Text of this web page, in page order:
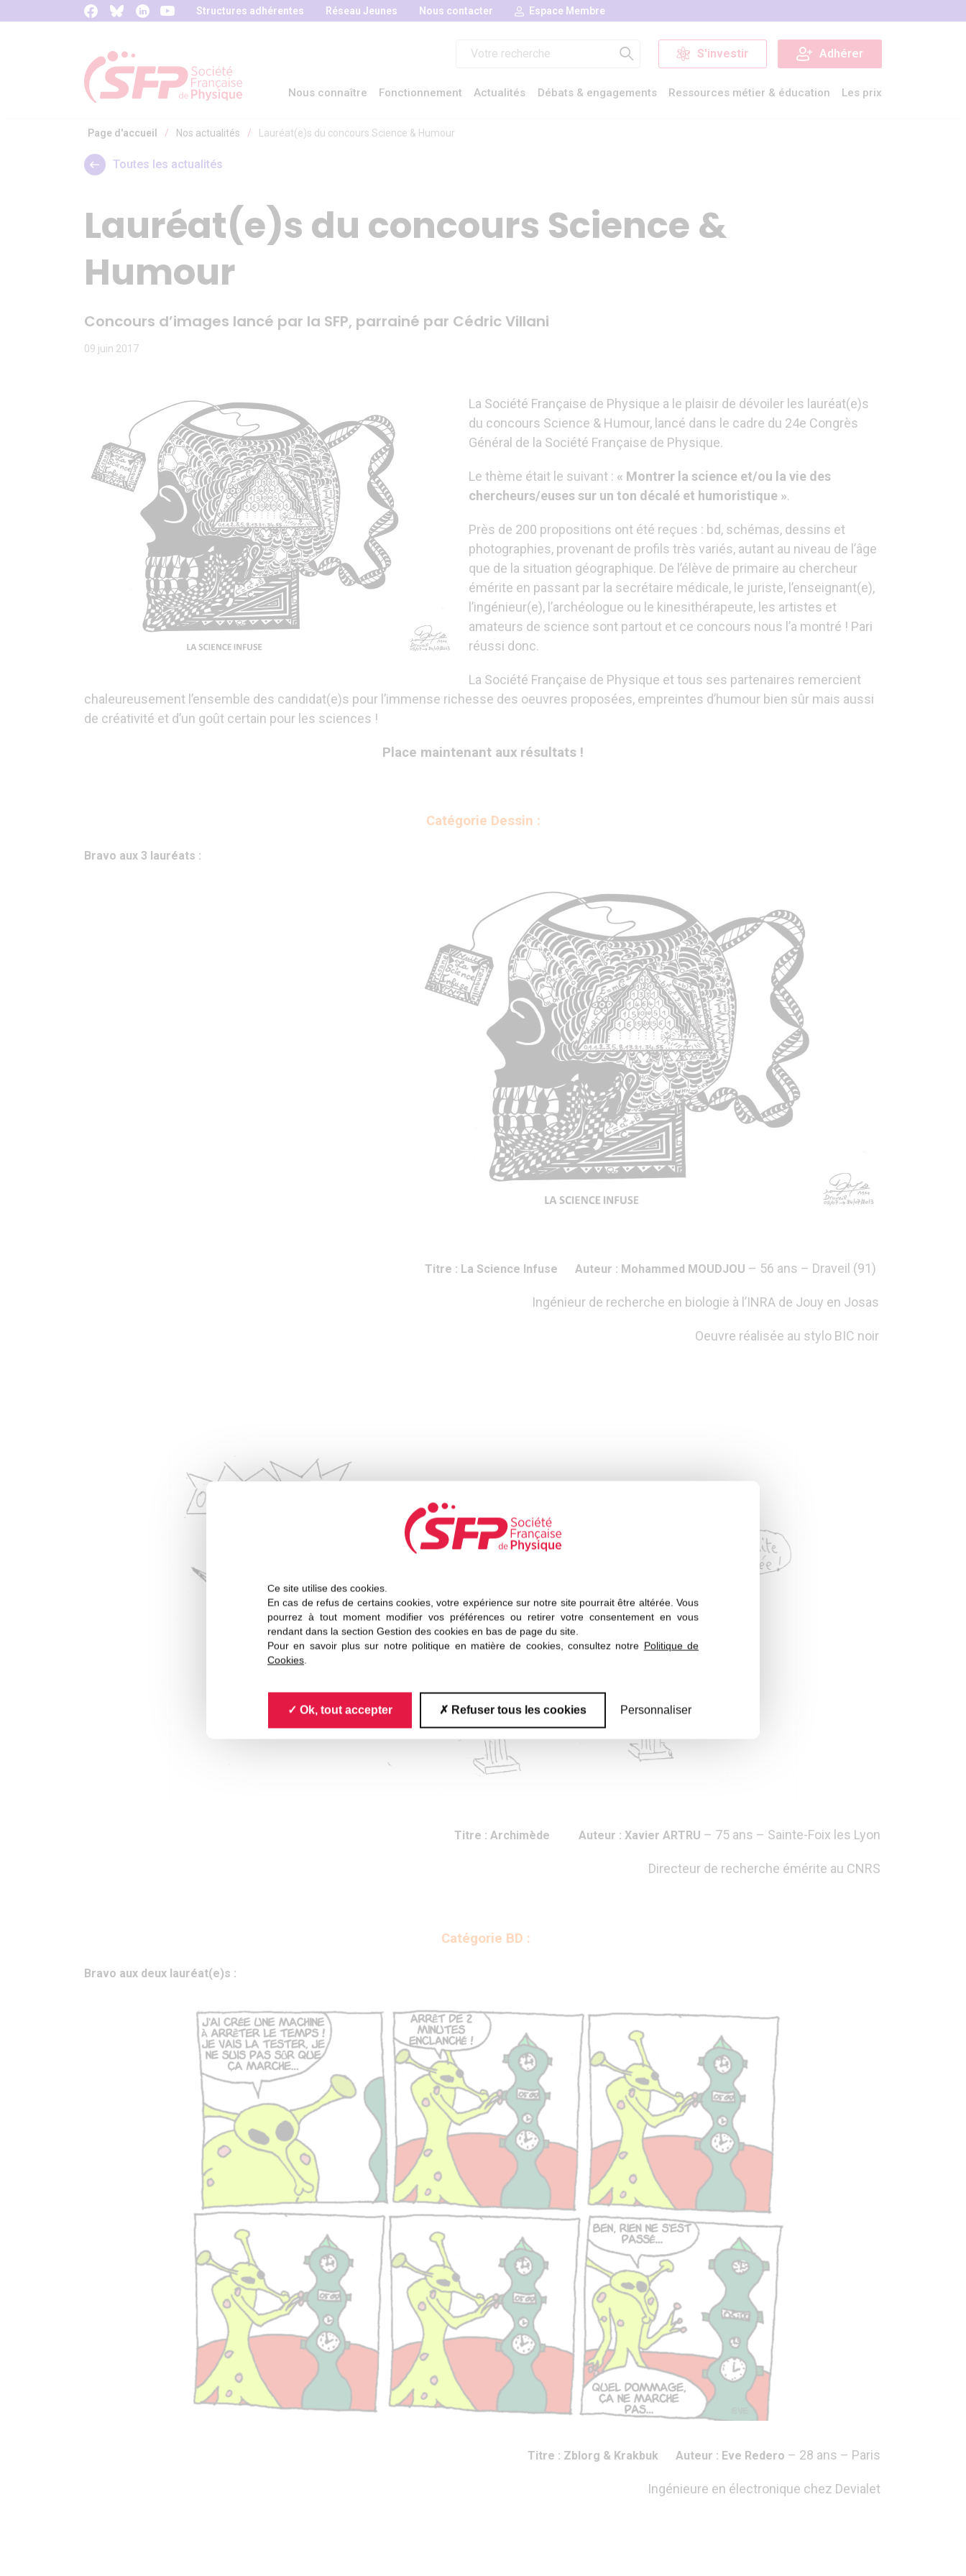
Panneau de gestion des cookies
Ce site utilise des cookies.
En cas de refus de certains cookies, votre expérience sur notre site pourrait être altérée. Vous
pourrez à tout moment modifier vos préférences ou retirer votre consentement en vous
rendant dans la section Gestion des cookies en bas de page du site.
Pour en savoir plus sur notre politique en matière de cookies, consultez notre Politique de
Cookies.
Ok, tout accepter Refuser tous les cookies Personnaliser
Structures adhérentes Réseau Jeunes Nous contacter Espace Membre
S'investir Adhérer
Nous connaître Fonctionnement Actualités Débats & engagements Ressources métier & éducation Les prix
Page d'accueil / Nos actualités / Lauréat(e)s du concours Science & Humour
Toutes les actualités
Lauréat(e)s du concours Science &
Humour
Concours d’images lancé par la SFP, parrainé par Cédric Villani
09 juin 2017
La Société Française de Physique a le plaisir de dévoiler les lauréat(e)s
du concours Science & Humour, lancé dans le cadre du 24e Congrès
Général de la Société Française de Physique.
Le thème était le suivant : « Montrer la science et/ou la vie des
chercheurs/euses sur un ton décalé et humoristique ».
Près de 200 propositions ont été reçues : bd, schémas, dessins et
photographies, provenant de profils très variés, autant au niveau de l’âge
que de la situation géographique. De l’élève de primaire au chercheur
émérite en passant par la secrétaire médicale, le juriste, l’enseignant(e),
l’ingénieur(e), l’archéologue ou le kinesithérapeute, les artistes et
amateurs de science sont partout et ce concours nous l’a montré ! Pari
réussi donc.
La Société Française de Physique et tous ses partenaires remercient
chaleureusement l’ensemble des candidat(e)s pour l’immense richesse des oeuvres proposées, empreintes d’humour bien sûr mais aussi
de créativité et d’un goût certain pour les sciences !
Place maintenant aux résultats !
Catégorie Dessin :
Bravo aux 3 lauréats :
Titre : La Science Infuse Auteur : Mohammed MOUDJOU – 56 ans – Draveil (91)
Ingénieur de recherche en biologie à l’INRA de Jouy en Josas
Oeuvre réalisée au stylo BIC noir
Titre : Archimède Auteur : Xavier ARTRU – 75 ans – Sainte-Foix les Lyon
Directeur de recherche émérite au CNRS
Catégorie BD :
Bravo aux deux lauréat(e)s :
Titre : Zblorg & Krakbuk Auteur : Eve Redero – 28 ans – Paris
Ingénieure en électronique chez Devialet